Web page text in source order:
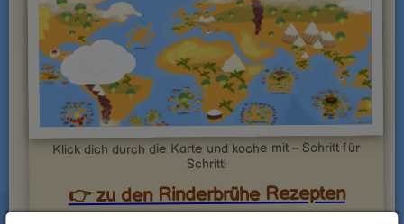
Klick dich durch die Karte und koche mit – Schritt für
Schritt!
👉 zu den Rinderbrühe Rezepten